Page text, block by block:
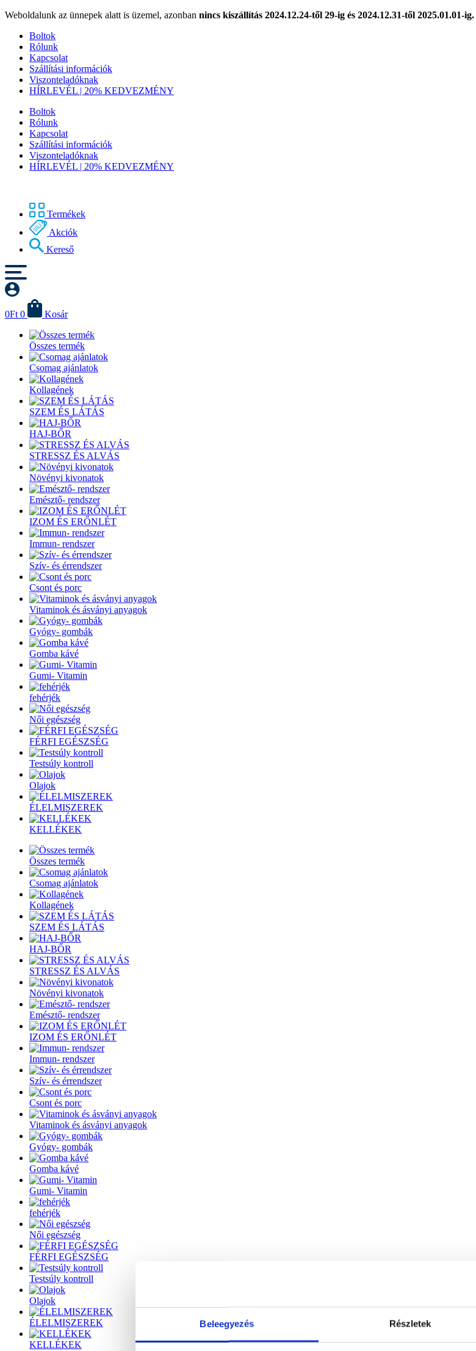
Beleegyezés Részletek
Weboldalunk az ünnepek alatt is üzemel, azonban nincs kiszállítás 2024.12.24-től 29-ig és 2024.12.31-től 2025.01.01-ig.
Boltok
Rólunk
Kapcsolat
Szállítási információk
Viszonteladóknak
HÍRLEVÉL | 20% KEDVEZMÉNY
Boltok
Rólunk
Kapcsolat
Szállítási információk
Viszonteladóknak
HÍRLEVÉL | 20% KEDVEZMÉNY
Termékek
Akciók
Kereső
0Ft 0 Kosár
Összes termék
Csomag ajánlatok
Kollagének
SZEM ÉS LÁTÁS
HAJ-BŐR
STRESSZ ÉS ALVÁS
Növényi kivonatok
Emésztő- rendszer
IZOM ÉS ERŐNLÉT
Immun- rendszer
Szív- és érrendszer
Csont és porc
Vitaminok és ásványi anyagok
Gyógy- gombák
Gomba kávé
Gumi- Vitamin
fehérjék
Női egészség
FÉRFI EGÉSZSÉG
Testsúly kontroll
Olajok
ÉLELMISZEREK
KELLÉKEK
Összes termék
Csomag ajánlatok
Kollagének
SZEM ÉS LÁTÁS
HAJ-BŐR
STRESSZ ÉS ALVÁS
Növényi kivonatok
Emésztő- rendszer
IZOM ÉS ERŐNLÉT
Immun- rendszer
Szív- és érrendszer
Csont és porc
Vitaminok és ásványi anyagok
Gyógy- gombák
Gomba kávé
Gumi- Vitamin
fehérjék
Női egészség
FÉRFI EGÉSZSÉG
Testsúly kontroll
Olajok
ÉLELMISZEREK
KELLÉKEK